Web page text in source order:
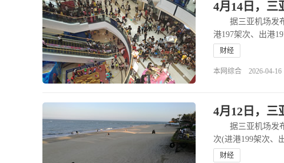
4月14日，三
据三亚机场发布
港197架次、出港
财经
本网综合 2026-04-16
4月12日，三
据三亚机场发布
次(进港199架次、
财经